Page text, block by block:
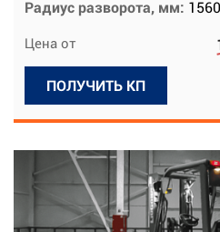
Радиус разворота, мм: 1560
Цена от
ПОЛУЧИТЬ КП